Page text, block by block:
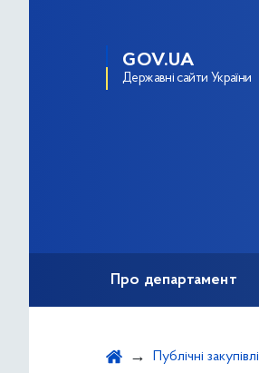
GOV.UA
Державні сайти України
Про департамент
Публічні закупівлі